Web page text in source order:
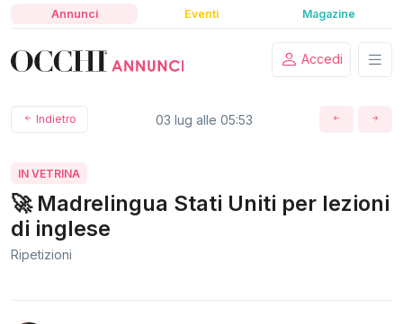
Annunci Eventi Magazine
Accedi
Indietro 03 lug alle 05:53
IN VETRINA
🚀 Madrelingua Stati Uniti per lezioni
di inglese
Ripetizioni